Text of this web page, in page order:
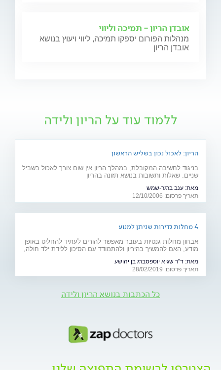
אובדן הריון - תמיכה וליווי
מנהלות הפורום יספקו תמיכה, ליווי ויעוץ בנושא
אובדן הריון
ללמוד עוד על הריון ולידה
הריון: לאכול נכון בשליש הראשון
בניגוד לחשיבה המקובלת, במהלך הריון אין שום צורך לאכול בשביל
שניים. שאלות ותשובות בנושא תזונה בהריון
מאת: ענב ברגר-שמש
תאריך פרסום: 12/10/2006
4 מחלות נדירות שניתן למנוע
אבחון מחלות גנטיות בעובר מאפשר להורים לעתיד להחליט באופן
מודע, האם להמשיך בהיריון ולהתמודד עם הסיכון ללידת ילד חולה,
(28.2)מאת: ד"ר שגיא יוספסברג בן יהושע
תאריך פרסום: 28/02/2019
כל הכתבות בנושא הריון ולידה